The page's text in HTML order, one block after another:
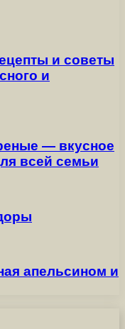
и советы
и
— вкусное
всей семьи
апельсином и